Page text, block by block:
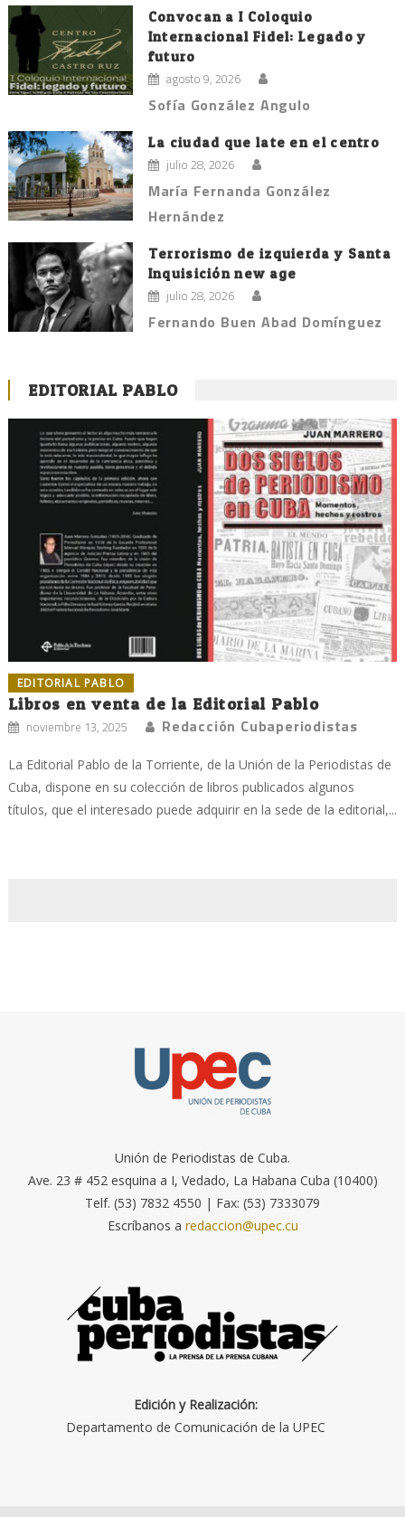
Convocan a I Coloquio
Internacional Fidel: Legado y
futuro
agosto 9, 2026
Sofía González Angulo
La ciudad que late en el centro
julio 28, 2026
María Fernanda González
Hernández
Terrorismo de izquierda y Santa
Inquisición new age
julio 28, 2026
Fernando Buen Abad Domínguez
EDITORIAL PABLO
EDITORIAL PABLO
Libros en venta de la Editorial Pablo
noviembre 13, 2025 Redacción Cubaperiodistas
La Editorial Pablo de la Torriente, de la Unión de la Periodistas de
Cuba, dispone en su colección de libros publicados algunos
títulos, que el interesado puede adquirir en la sede de la editorial,...
Unión de Periodistas de Cuba.
Ave. 23 # 452 esquina a I, Vedado, La Habana Cuba (10400)
Telf. (53) 7832 4550 | Fax: (53) 7333079
Escríbanos a redaccion@upec.cu
Edición y Realización:
Departamento de Comunicación de la UPEC